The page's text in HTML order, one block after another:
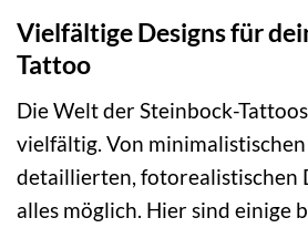
Vielfältige Designs für
Tattoo
Die Welt der Steinbock-
vielfältig. Von
detaillierten, fotorealistischen
alles möglich. Hier sind einige